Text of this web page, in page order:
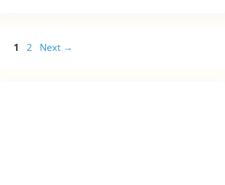
Page
1 Page
2 Next →